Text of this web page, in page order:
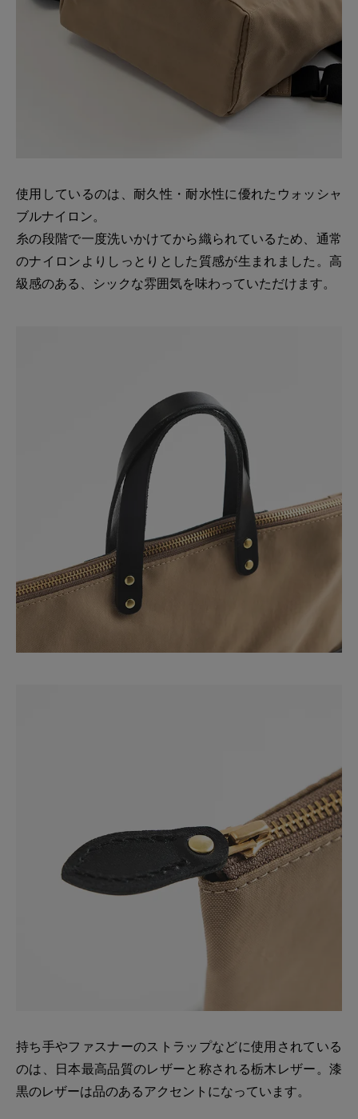
使用しているのは、耐久性・耐水性に優れたウォッシャ
ブルナイロン。
糸の段階で一度洗いかけてから織られているため、通常
のナイロンよりしっとりとした質感が生まれました。高
級感のある、シックな雰囲気を味わっていただけます。
持ち手やファスナーのストラップなどに使用されている
のは、日本最高品質のレザーと称される栃木レザー。漆
黒のレザーは品のあるアクセントになっています。